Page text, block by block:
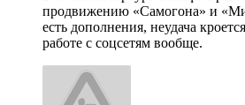
продвижению «Самогона» и
есть дополнения, неудача
работе с соцсетям вообще.